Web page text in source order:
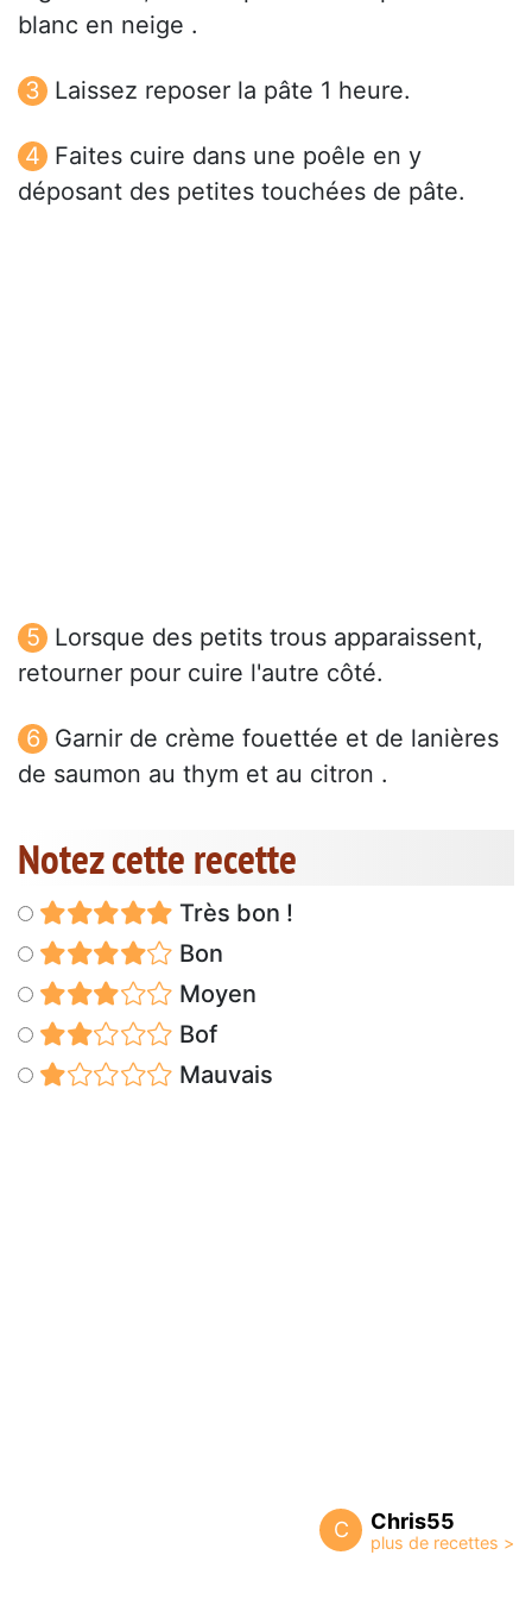
blanc en neige .
Laissez reposer la pâte 1 heure.
Faites cuire dans une poêle en y
déposant des petites touchées de pâte.
Lorsque des petits trous apparaissent,
retourner pour cuire l'autre côté.
Garnir de crème fouettée et de lanières
de saumon au thym et au citron .
Notez cette recette
Très bon !
Bon
Moyen
Bof
Mauvais
C Chris55